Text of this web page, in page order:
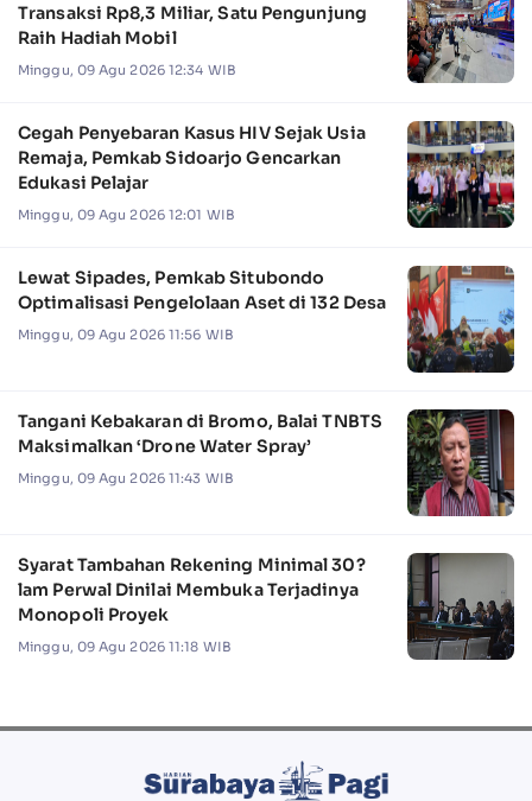
Transaksi Rp8,3 Miliar, Satu Pengunjung
Raih Hadiah Mobil
Minggu, 09 Agu 2026 12:34 WIB
Cegah Penyebaran Kasus HIV Sejak Usia
Remaja, Pemkab Sidoarjo Gencarkan
Edukasi Pelajar
Minggu, 09 Agu 2026 12:01 WIB
Lewat Sipades, Pemkab Situbondo
Optimalisasi Pengelolaan Aset di 132 Desa
Minggu, 09 Agu 2026 11:56 WIB
Tangani Kebakaran di Bromo, Balai TNBTS
Maksimalkan ‘Drone Water Spray’
Minggu, 09 Agu 2026 11:43 WIB
Syarat Tambahan Rekening Minimal 30?
lam Perwal Dinilai Membuka Terjadinya
Monopoli Proyek
Minggu, 09 Agu 2026 11:18 WIB